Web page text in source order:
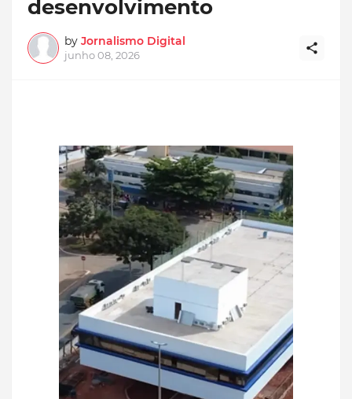
desenvolvimento
by Jornalismo Digital
junho 08, 2026